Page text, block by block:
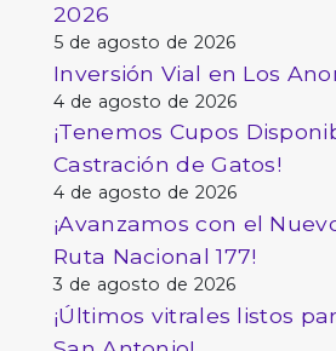
2026
5 de agosto de 2026
Inversión Vial en Los
4 de agosto de 2026
¡Tenemos Cupos
Castración de Gatos!
4 de agosto de 2026
¡Avanzamos con el
Ruta Nacional 177!
3 de agosto de 2026
¡Últimos vitrales listos